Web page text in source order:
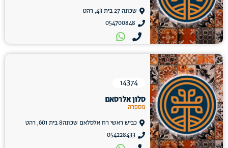
שכונה 27 בית 43, רהט
054700848
14374
סלון אלרסאם
מספרה
כביש ראשי רח אלסלאם שכונה8 בית 601, רהט
054228433